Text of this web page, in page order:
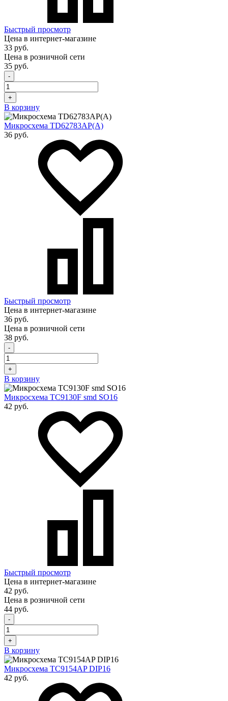
Быстрый просмотр
Цена в интернет-магазине
33 руб.
Цена в розничной сети
35 руб.
-
+
В корзину
Микросхема TD62783AP(A)
36 руб.
Быстрый просмотр
Цена в интернет-магазине
36 руб.
Цена в розничной сети
38 руб.
-
+
В корзину
Микросхема TC9130F smd SO16
42 руб.
Быстрый просмотр
Цена в интернет-магазине
42 руб.
Цена в розничной сети
44 руб.
-
+
В корзину
Микросхема TC9154AP DIP16
42 руб.